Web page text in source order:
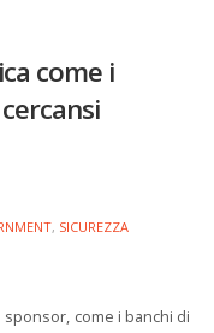
come i
, SICUREZZA
sponsor, come i banchi di